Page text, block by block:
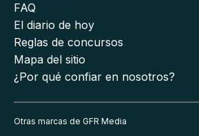
FAQ
El diario de hoy
Reglas de concursos
Mapa del sitio
¿Por qué confiar en nosotros?
Otras marcas de GFR Media